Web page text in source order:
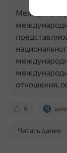
0
отношения,
Читать далее